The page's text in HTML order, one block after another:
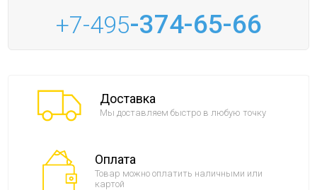
+7-495-374-65-66
Доставка
Мы доставляем быстро в любую точку
Оплата
Товар можно оплатить наличными или
картой